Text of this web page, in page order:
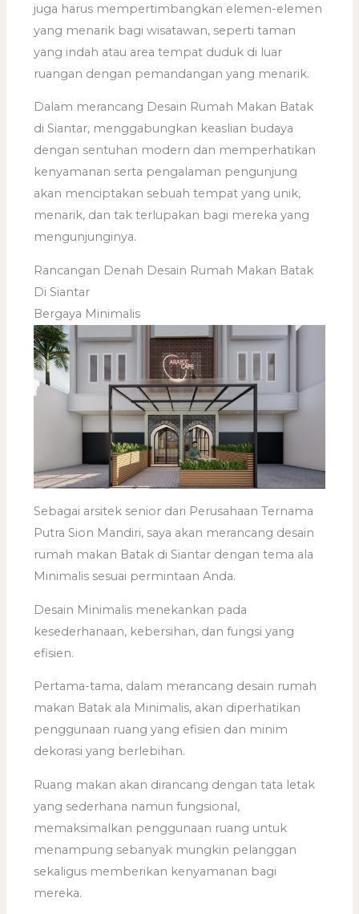
juga harus mempertimbangkan elemen-elemen
yang menarik bagi wisatawan, seperti taman
yang indah atau area tempat duduk di luar
ruangan dengan pemandangan yang menarik.
Dalam merancang Desain Rumah Makan Batak
di Siantar, menggabungkan keaslian budaya
dengan sentuhan modern dan memperhatikan
kenyamanan serta pengalaman pengunjung
akan menciptakan sebuah tempat yang unik,
menarik, dan tak terlupakan bagi mereka yang
mengunjunginya.
Rancangan Denah Desain Rumah Makan Batak
Di Siantar
Bergaya Minimalis
Sebagai arsitek senior dari Perusahaan Ternama
Putra Sion Mandiri, saya akan merancang desain
rumah makan Batak di Siantar dengan tema ala
Minimalis sesuai permintaan Anda.
Desain Minimalis menekankan pada
kesederhanaan, kebersihan, dan fungsi yang
efisien.
Pertama-tama, dalam merancang desain rumah
makan Batak ala Minimalis, akan diperhatikan
penggunaan ruang yang efisien dan minim
dekorasi yang berlebihan.
Ruang makan akan dirancang dengan tata letak
yang sederhana namun fungsional,
memaksimalkan penggunaan ruang untuk
menampung sebanyak mungkin pelanggan
sekaligus memberikan kenyamanan bagi
mereka.